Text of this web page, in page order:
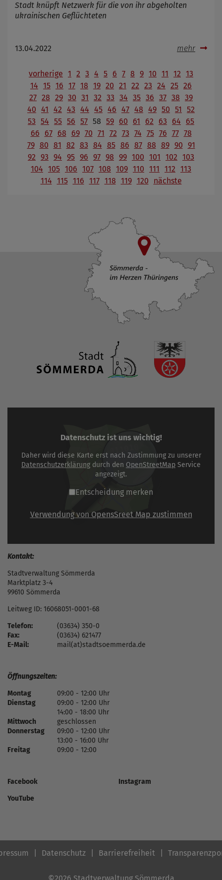
Stadt knüpft Netzwerk für die von ihr abgeholten
ukrainischen Geflüchteten
13.04.2022 mehr
vorherige 1 2 3 4 5 6 7 8 9 10 11 12 13
14 15 16 17 18 19 20 21 22 23 24 25 26
27 28 29 30 31 32 33 34 35 36 37 38 39
40 41 42 43 44 45 46 47 48 49 50 51
52
53 54 55 56 57 58 59 60 61 62 63 64
65
66
67 68 69 70 71 72 73 74 75 76 77 78
79 80 81 82 83 84 85 86 87 88 89 90 91
92 93 94 95 96 97 98 99 100 101 102 103
104 105 106 107 108 109 110 111 112 113
114 115 116 117 118 119 120 nächste
Datenschutz ist uns wichtig!
Daher wird diese Karte erst nach Zustimmung zu unserer
Datenschutzerklärung durch den OpenStreetMap Service
angezeigt.
Entscheidung merken
Verwendung von OpensSreet Map zustimmen
Kontakt:
Stadtverwaltung Sömmerda
Marktplatz 3-4
99610 Sömmerda
Leitweg ID: 16068051-0001-68
Telefon:
(03634) 350-0
Fax:
(03634) 621477
E-Mail:
mail(at)stadtsoemmerda.de
Öffnungszeiten:
Montag
09:00 - 12:00 Uhr
Dienstag
09:00 - 12:00 Uhr
14:00 - 18:00 Uhr
Mittwoch
geschlossen
Donnerstag
09:00 - 12:00 Uhr
13:00 - 16:00 Uhr
Freitag
09:00 - 12:00
Facebook
Instagram
YouTube
Datenschutz Barrierefreiheit